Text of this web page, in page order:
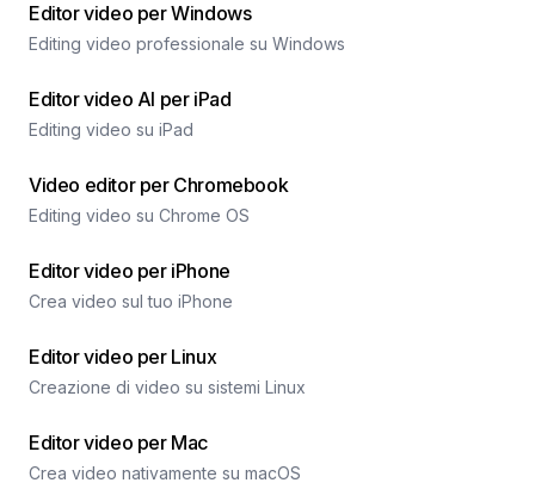
Editor video per Windows
Editing video professionale su Windows
Editor video AI per iPad
Editing video su iPad
Video editor per Chromebook
Editing video su Chrome OS
Editor video per iPhone
Crea video sul tuo iPhone
Editor video per Linux
Creazione di video su sistemi Linux
Editor video per Mac
Crea video nativamente su macOS